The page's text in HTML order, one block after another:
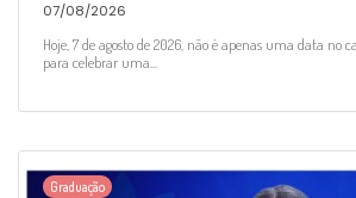
07/08/2026
Hoje, 7 de agosto de 2026, não é apenas uma data no
para celebrar uma...
Graduação